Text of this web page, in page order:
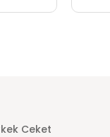
Ceket